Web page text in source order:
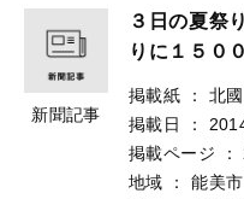
新聞記事
３日の夏祭
りに１５０
掲載紙 ：
北
掲載日
：
掲載ページ
：
地域
：
能美市